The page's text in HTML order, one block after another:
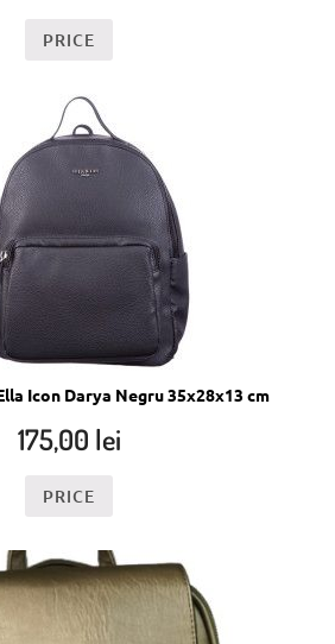
PRICE
Icon Darya Negru 35x28x13 cm
175,00 lei
PRICE